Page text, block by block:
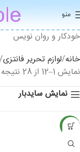
منو
خودکار و روان نویس
خانه لوازم تحریر فانتزی
نمایش 1–12 از 28 نتیجه
نمایش سایدبار
جدید